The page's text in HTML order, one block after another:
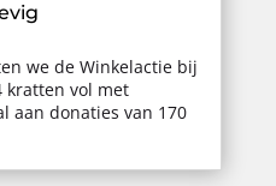
we de Winkelactie bij
kratten vol met
aan donaties van 170